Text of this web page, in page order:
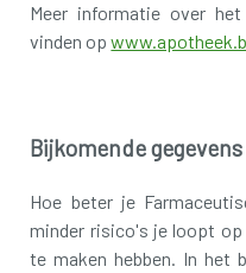
Meer informatie over
vinden op
Bijkomende
Hoe beter je
minder risico's je loopt
te maken hebben. In het